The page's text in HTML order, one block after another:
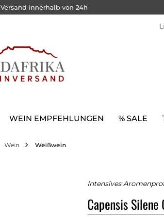
Versand innerhalb von 24h
WEIN EMPFEHLUNGEN % SALE
Wein Weißwein
Intensives
Capensis